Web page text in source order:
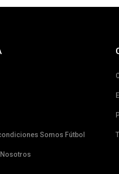
Somos Fútbol